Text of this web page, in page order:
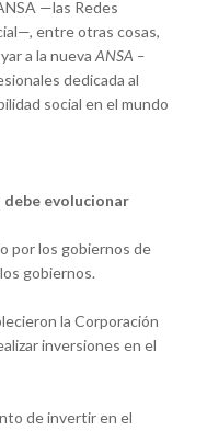
—las Redes
entre otras cosas,
a la nueva ANSA –
dedicada al
social en el mundo
evolucionar
por los gobiernos de
gobiernos.
la Corporación
inversiones en el
de invertir en el